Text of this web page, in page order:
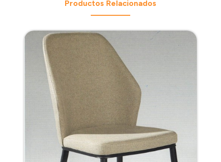
Productos Relacionados